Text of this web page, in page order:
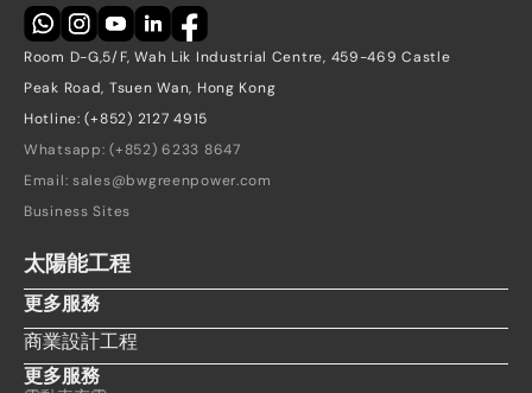
Room D-G,5/F, Wah Lik Industrial Centre, 459-469 Castle
Peak Road, Tsuen Wan, Hong Kong
Hotline: (+852) 2127 4915
Whatsapp: (+852) 6233 8647
Email: sales@bwgreenpower.com
Business Sites
太陽能工程
更多服務
商業設計工程
更多服務